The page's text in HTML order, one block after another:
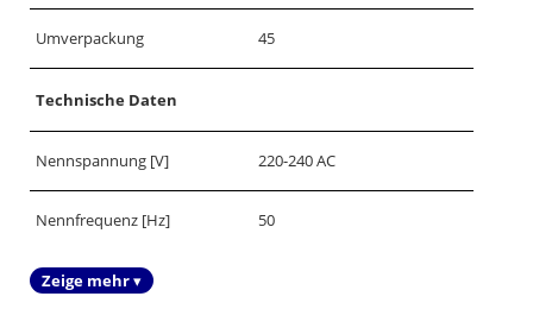
Umverpackung 45
Technische Daten
Nennspannung [V] 220-240 AC
Nennfrequenz [Hz] 50
Zeige mehr ▾